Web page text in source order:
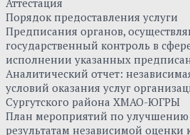
Аттестация
Порядок предоставления услуги
Предписания органов,
государственный контроль в
исполнении указанных
Аналитический отчет:
условий оказания услуг
Сургутского района ХМАО-ЮГРЫ
План мероприятий по улучшению
результатам независимой оценки